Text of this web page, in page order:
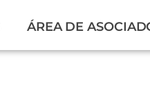
ÁREA DE